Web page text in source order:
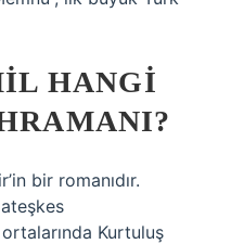
HANGI
bir romanıdır.
Kurtuluş